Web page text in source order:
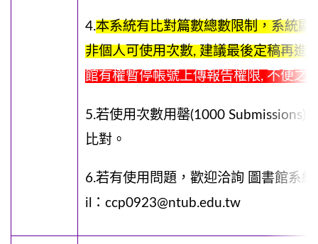
4.本系統有比對篇數總數限制，系統
非個人可使用次數, 建議最後定稿再進
館有權暫停帳號上傳報告權限, 不便之
5.若使用次數用罄(1000 Submissions)
比對。
6.若有使用問題，歡迎洽詢 圖書館系
il：ccp0923@ntub.edu.tw